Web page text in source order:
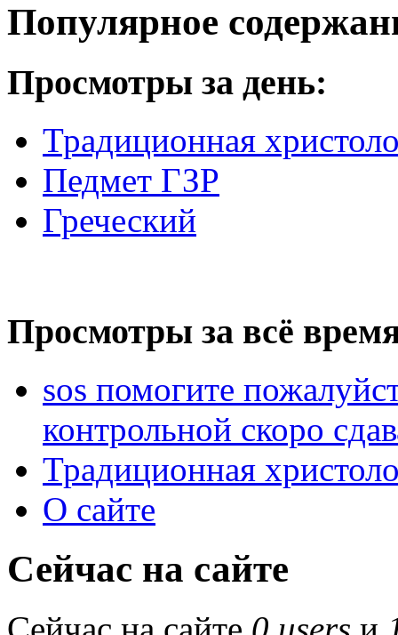
Популярное
Просмотры за день:
Традиционная
Педмет ГЗР
Греческий
Просмотры за всё
sos помогите
контрольной скоро
Традиционная
О сайте
Сейчас на сайте